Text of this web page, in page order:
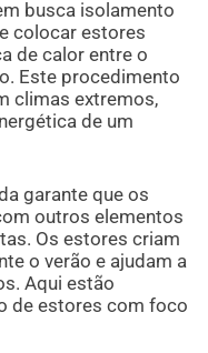
busca isolamento
colocar estores
de calor entre o
Este procedimento
climas extremos,
de um
garante que os
outros elementos
Os estores criam
o verão e ajudam a
Aqui estão
de estores com foco